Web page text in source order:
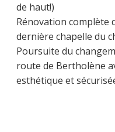
de haut!)
Rénovation complète
dernière chapelle du
Poursuite du
route de Bertholène
esthétique et